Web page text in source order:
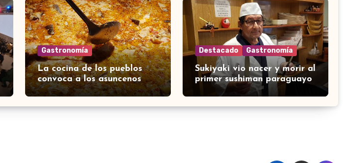
Gastronomía
La cocina de los pueblos
convoca a los asuncenos
Destacado Gastronomía
Sukiyaki vio nacer y morir al
primer sushiman paraguayo